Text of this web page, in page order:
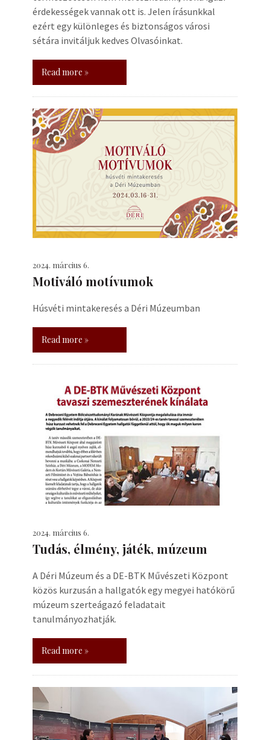
érdekességek vannak ott is. Jelen írásunkkal
ezért egy különleges és biztonságos városi
sétára invitáljuk kedves Olvasóinkat.
Read more »
2024. március 6.
Motiváló motívumok
Húsvéti mintakeresés a Déri Múzeumban
Read more »
2024. március 6.
Tudás, élmény, játék, múzeum
A Déri Múzeum és a DE-BTK Művészeti Központ
közös kurzusán a hallgatók egy megyei hatókörű
múzeum szerteágazó feladatait
tanulmányozhatják.
Read more »